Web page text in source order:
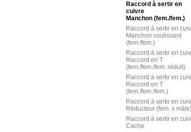
Raccord à sertir en
cuivre
Manchon (fem./fem.)
Raccord à sertir en
Manchon coulissant
(fem./fem.)
Raccord à sertir en
Raccord en T
(fem./fem./fem. réduit)
Raccord à sertir en
Raccord en T
(fem./fem./fem.)
Raccord à sertir en
Réducteur (fem. x
Raccord à sertir en
Cache